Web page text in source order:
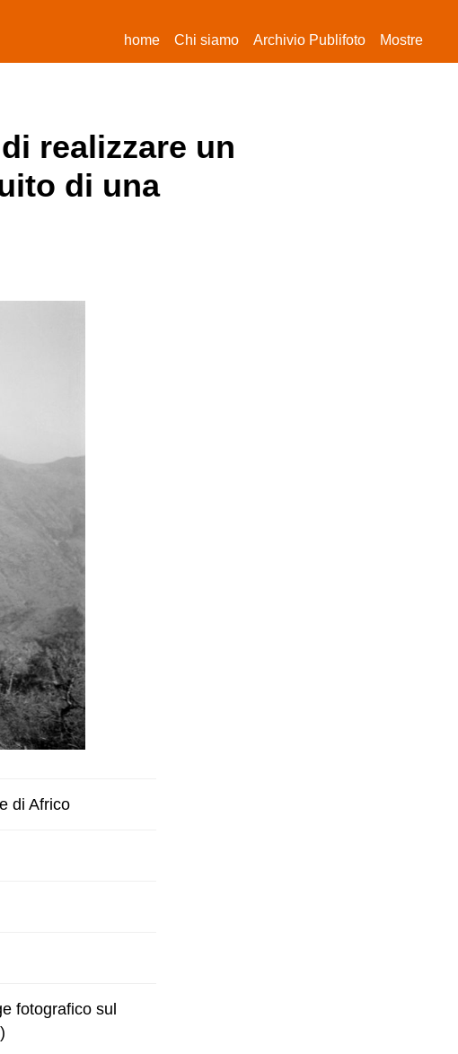
home(current)
Chi siamo Archivio Publifoto Mostre
realizzare un
di una
di Africo
fotografico sul